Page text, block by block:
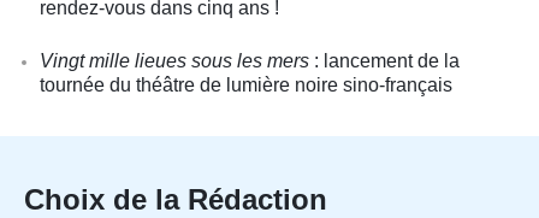
rendez-vous dans cinq ans !
Vingt mille lieues sous les mers : lancement de la
tournée du théâtre de lumière noire sino-français
Choix de la Rédaction